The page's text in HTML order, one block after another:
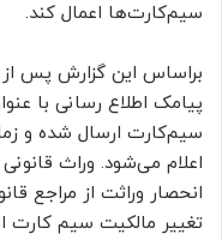
سیم‌کارت‌ها اعمال کند.
براساس این گزارش پس
سیم‌کارت ارسال شده و
اعلام می‌شود. وراث
انحصار وراثت از مراجع
تغییر مالکیت سیم کارت